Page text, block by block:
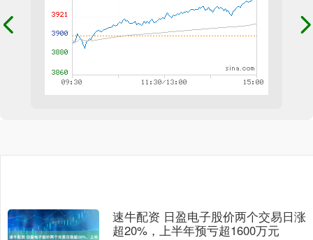
速牛配资 日盈电子股价两个交易日涨
超20%，上半年预亏超1600万元